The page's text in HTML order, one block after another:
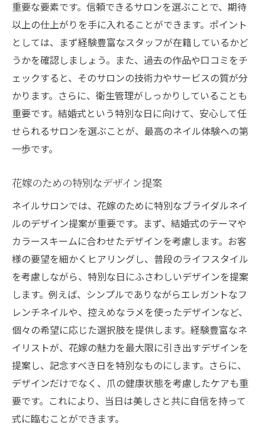
重要な要素です。信頼できるサロンを選ぶことで、期待
以上の仕上がりを手に入れることができます。ポイント
としては、まず経験豊富なスタッフが在籍しているかど
うかを確認しましょう。また、過去の作品や口コミをチ
ェックすると、そのサロンの技術力やサービスの質が分
かります。さらに、衛生管理がしっかりしていることも
重要です。結婚式という特別な日に向けて、安心して任
せられるサロンを選ぶことが、最高のネイル体験への第
一歩です。
花嫁のための特別なデザイン提案
ネイルサロンでは、花嫁のために特別なブライダルネイ
ルのデザイン提案が重要です。まず、結婚式のテーマや
カラースキームに合わせたデザインを考慮します。お客
様の要望を細かくヒアリングし、普段のライフスタイル
を考慮しながら、特別な日にふさわしいデザインを提案
します。例えば、シンプルでありながらエレガントなフ
レンチネイルや、控えめなラメを使ったデザインなど、
個々の希望に応じた選択肢を提供します。経験豊富なネ
イリストが、花嫁の魅力を最大限に引き出すデザインを
提案し、記念すべき日を特別なものにします。さらに、
デザインだけでなく、爪の健康状態を考慮したケアも重
要です。これにより、当日は美しさと共に自信を持って
式に臨むことができます。